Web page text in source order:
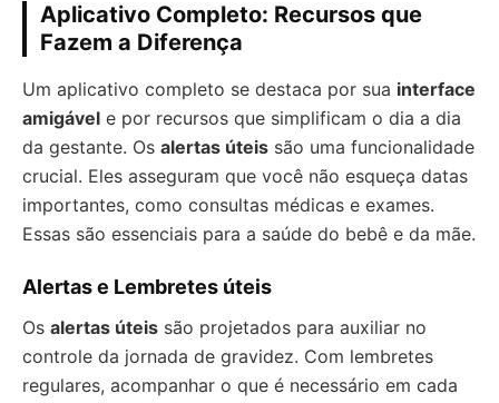
Aplicativo Completo: Recursos que
Fazem a Diferença
Um aplicativo completo se destaca por sua interface
amigável e por recursos que simplificam o dia a dia
da gestante. Os alertas úteis são uma funcionalidade
crucial. Eles asseguram que você não esqueça datas
importantes, como consultas médicas e exames.
Essas são essenciais para a saúde do bebê e da mãe.
Alertas e Lembretes úteis
Os alertas úteis são projetados para auxiliar no
controle da jornada de gravidez. Com lembretes
regulares, acompanhar o que é necessário em cada